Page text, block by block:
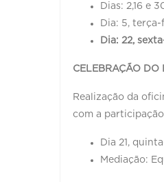
Dias: 2,16 e
Dia: 5, terça-
Dia: 22,
CELEBRAÇÃO DO
Realização da
com a
Dia 21,
Mediação: